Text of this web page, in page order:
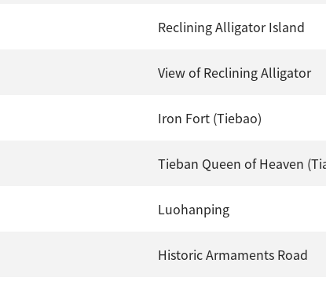
Reclining Alligator Island
View of Reclining Alligator
Iron Fort (Tiebao)
Tieban Queen of Heaven
Luohanping
Historic Armaments Road